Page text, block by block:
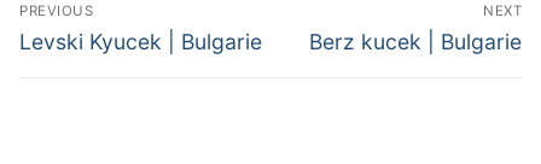
de
PREVIOUS
Previous
Levski Kyucek | Bulgarie
NEXT
Next
Berz kucek | Bulgarie